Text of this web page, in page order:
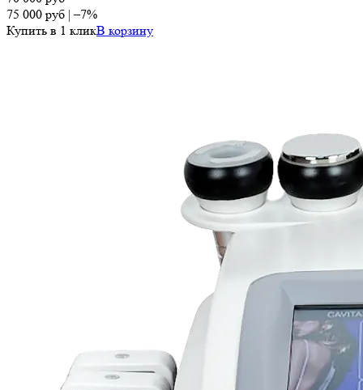
75 000 руб |–7%
Купить в 1 кликВ корзину